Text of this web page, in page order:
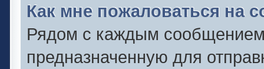
Как мне пожаловаться на
Рядом с каждым сообщением
предназначенную для